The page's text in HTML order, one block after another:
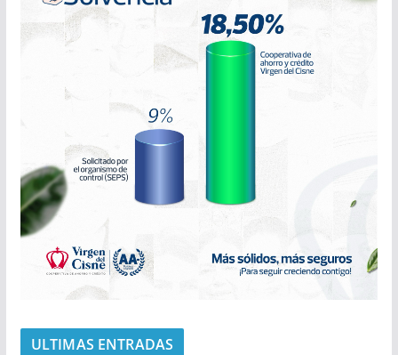
ULTIMAS ENTRADAS